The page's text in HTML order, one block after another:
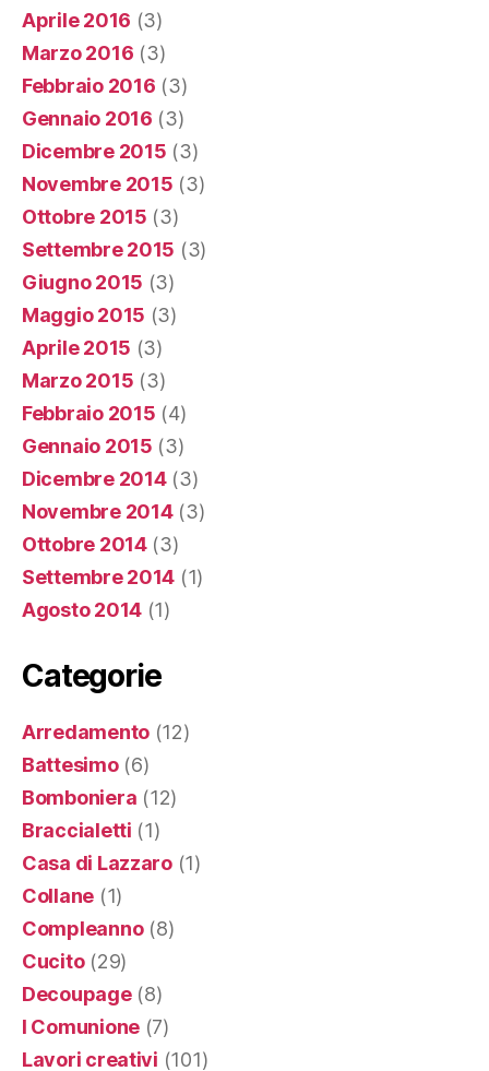
Aprile 2016 (3)
Marzo 2016 (3)
Febbraio 2016 (3)
Gennaio 2016 (3)
Dicembre 2015 (3)
Novembre 2015 (3)
Ottobre 2015 (3)
Settembre 2015 (3)
Giugno 2015 (3)
Maggio 2015 (3)
Aprile 2015 (3)
Marzo 2015 (3)
Febbraio 2015 (4)
Gennaio 2015 (3)
Dicembre 2014(3)
Novembre 2014(3)
Ottobre 2014(3)
Settembre 2014 (1)
Agosto 2014 (1)
Categorie
Arredamento (12)
Battesimo(6)
Bomboniera (12)
Braccialetti (1)
Casa di Lazzaro(1)
Collane (1)
Compleanno(8)
Cucito(29)
Decoupage(8)
I Comunione (7)
Lavori creativi (101)